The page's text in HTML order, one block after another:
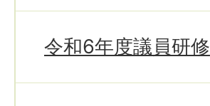
令和6年度議員研修